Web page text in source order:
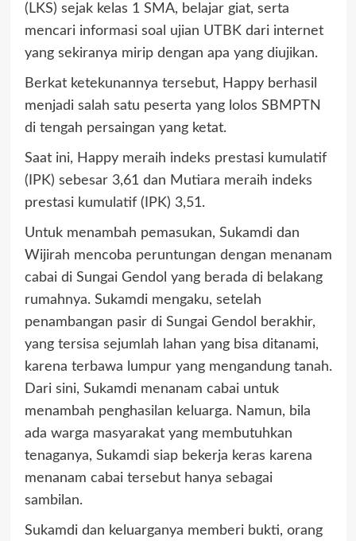
(LKS) sejak kelas 1 SMA, belajar giat, serta
mencari informasi soal ujian UTBK dari internet
yang sekiranya mirip dengan apa yang diujikan.
Berkat ketekunannya tersebut, Happy berhasil
menjadi salah satu peserta yang lolos SBMPTN
di tengah persaingan yang ketat.
Saat ini, Happy meraih indeks prestasi kumulatif
(IPK) sebesar 3,61 dan Mutiara meraih indeks
prestasi kumulatif (IPK) 3,51.
Untuk menambah pemasukan, Sukamdi dan
Wijirah mencoba peruntungan dengan menanam
cabai di Sungai Gendol yang berada di belakang
rumahnya. Sukamdi mengaku, setelah
penambangan pasir di Sungai Gendol berakhir,
yang tersisa sejumlah lahan yang bisa ditanami,
karena terbawa lumpur yang mengandung tanah.
Dari sini, Sukamdi menanam cabai untuk
menambah penghasilan keluarga. Namun, bila
ada warga masyarakat yang membutuhkan
tenaganya, Sukamdi siap bekerja keras karena
menanam cabai tersebut hanya sebagai
sambilan.
Sukamdi dan keluarganya memberi bukti, orang